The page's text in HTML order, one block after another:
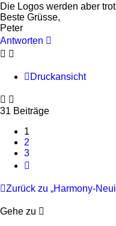
Die Logos werden aber
Beste Grüsse,
Peter
Antworten
Druckansicht
31 Beiträge
1
2
3
Zurück zu „Harmony-
Gehe zu